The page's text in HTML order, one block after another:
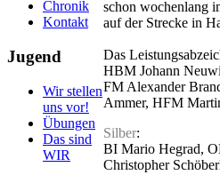
schon wochenlang
auf der Strecke in
Das
HBM Johann
FM Alexander
Ammer, HFM
Silber:
BI Mario Hegrad,
Christopher
Chronik
Kontakt
Jugend
Wir stellen
uns vor!
Übungen
Das sind
WIR